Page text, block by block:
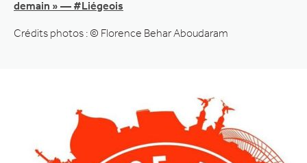
demain » — #Liégeois
Crédits photos : © Florence Behar Aboudaram